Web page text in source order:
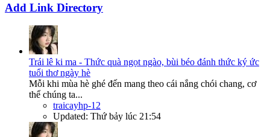
Add Link Directory
Trái lê ki ma - Thức quà ngọt ngào, bùi béo đánh thức ký ức
tuổi thơ ngày hè
Mỗi khi mùa hè ghé đến mang theo cái nắng chói chang, cơ
thể chúng ta...
traicayhp-12
Updated: Thứ bảy lúc 21:54